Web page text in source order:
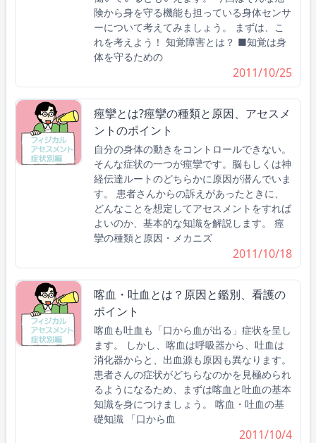
険から身を守る機能も担っている身体センサ
ーについて考えてみましょう。 まずは、こ
れを考えよう！ 知覚障害とは？ ■知覚は身
体を守るための
2011/10/25
痙攣とは?痙攣の種類と原因、アセスメ
ントのポイント
自分の身体の動きをコントロールできない。
そんな症状の一つが痙攣です。脳もしくは神
経伝達ルートのどちらかに原因が潜んでいま
す。 患者さんからの訴えがあったときに、
どんなことを想定してアセスメントをすれば
よいのか、基本的な知識を解説します。 痙
攣の種類と原因・メカニズ
2011/10/18
喀血・吐血とは？原因と鑑別、看護の
ポイント
喀血も吐血も「口から血が出る」症状を呈し
ます。 しかし、喀血は呼吸器から、吐血は
消化器からと、出血源も原因も異なります。
患者さんの症状がどちらなのかを見極められ
るようになるため、まずは喀血と吐血の基本
知識を身につけましょう。 喀血・吐血の基
礎知識 「口から血
2011/10/4